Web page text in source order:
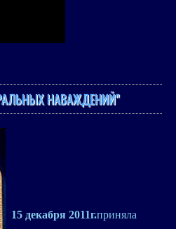
НАВАЖДЕНИЙ"
15 декабря 2011г.приняла